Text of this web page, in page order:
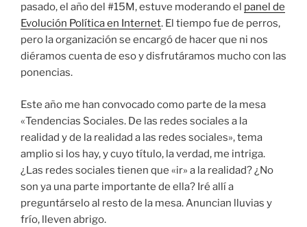
pasado, el año del #15M, estuve moderando el panel de
Evolución Política en Internet. El tiempo fue de perros,
pero la organización se encargó de hacer que ni nos
diéramos cuenta de eso y disfrutáramos mucho con las
ponencias.
Este año me han convocado como parte de la mesa
«Tendencias Sociales. De las redes sociales a la
realidad y de la realidad a las redes sociales», tema
amplio si los hay, y cuyo título, la verdad, me intriga.
¿Las redes sociales tienen que «ir» a la realidad? ¿No
son ya una parte importante de ella? Iré allí a
preguntárselo al resto de la mesa. Anuncian lluvias y
frío, lleven abrigo.